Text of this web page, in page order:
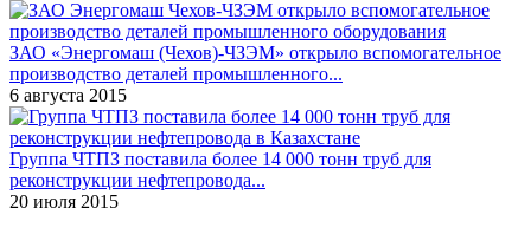
ЗАО «Энергомаш (Чехов)-ЧЗЭМ» открыло вспомогательное
производство деталей промышленного...
6 августа 2015
Группа ЧТПЗ поставила более 14 000 тонн труб для
реконструкции нефтепровода...
20 июля 2015